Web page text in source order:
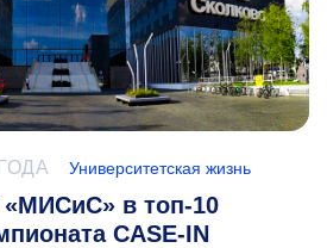
Университетская жизнь
в топ-10
CASE-IN